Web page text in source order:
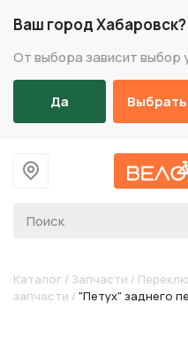
Ваш город Хабаровск?
От выбора зависит выбор
Да
Каталог / Запчасти /
запчасти / "Петух" заднего